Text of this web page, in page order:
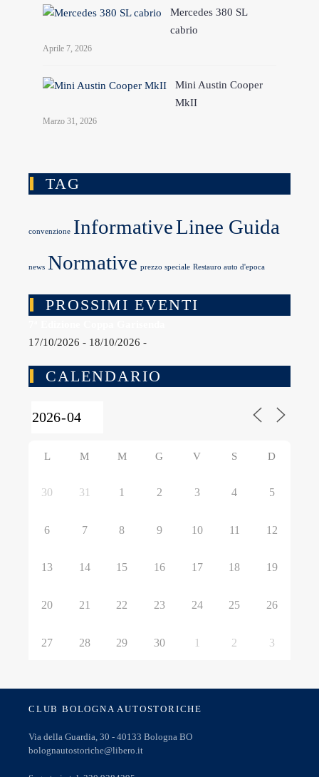
Mercedes 380 SL
cabrio
Aprile 7, 2026
Mini Austin Cooper
MkII
Marzo 31, 2026
TAG
convenzione InformativeLinee Guida
news Normative prezzo speciale Restauro auto d'epoca
PROSSIMI EVENTI
17/10/2026 - 18/10/2026 -
CALENDARIO
L M M G V S D
30 31 1 2 3 4 5
6 7 8 9 10 11 12
13 14 15 16 17 18 19
20 21 22 23 24 25 26
27 28 29 30 1 2 3
CLUB BOLOGNA AUTOSTORICHE
Via della Guardia, 30 - 40133 Bologna BO
bolognautostoriche@libero.it